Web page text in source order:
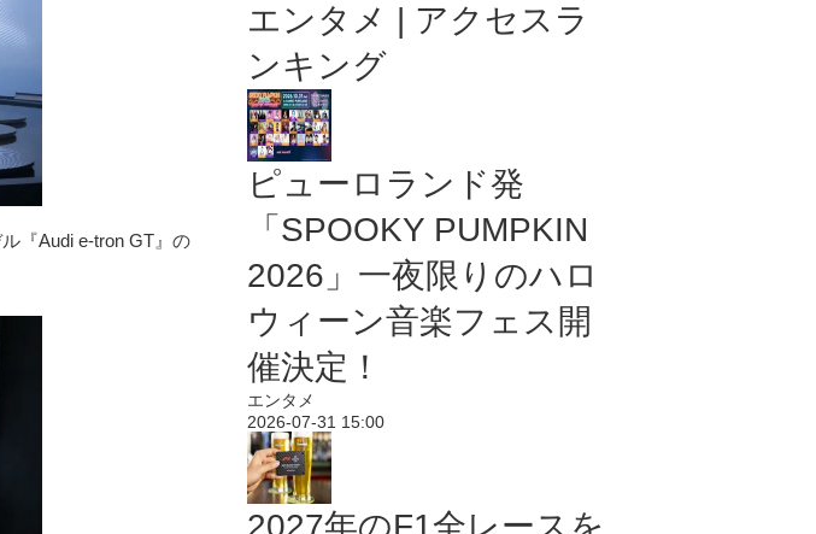
『Audi e-tron GT』の
エンタメ | アクセスラ
ンキング
ピューロランド発
「SPOOKY PUMPKIN
2026」一夜限りのハロ
ウィーン音楽フェス開
催決定！
エンタメ
2026-07-31 15:00
2027年のF1全レースを